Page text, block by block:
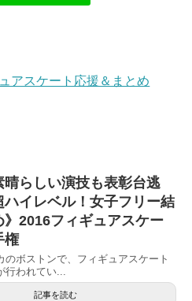
アスケート応援＆まとめ
晴らしい演技も表彰台逃
ハイレベル！女子フリー結
》2016フィギュアスケー
権
のボストンで、フィギュアスケート
われてい...
記事を読む